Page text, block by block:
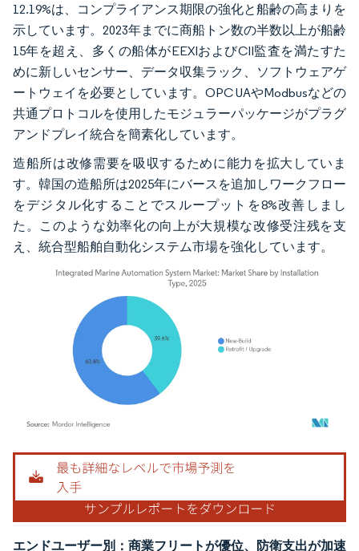
12.19%は、コンプライアンス期限の強化と船齢の高まりを
示しています。2023年までに商船トン数の半数以上が船齢
15年を超え、多くの船体がEEXIおよびCII監査を満たすた
めに新しいセンサー、データ収集ラック、ソフトウェアゲ
ートウェイを必要としています。OPC UAやModbusなどの
共通プロトコルを使用したモジュラーパッケージがプラグ
アンドプレイ統合を簡素化しています。
造船所は改修需要を吸収するために能力を拡大していま
す。韓国の造船所は2025年にバースを追加しワークフロー
をデジタル化することでスループットを8%改善しまし
た。このような効率化の向上が大規模な改修受注残を支
え、統合型船舶自動化システム市場を強化しています。
画像 © Mordor Intelligence。再利用にはCC BY 4.0の表示が必要です。
エンドユーザー別：商業フリートが優位、防衛支出が加速